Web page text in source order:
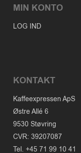
MIN KONTO
LOG IND
KONTAKT
Kaffeexpressen ApS
Østre Allé 6
9530 Støvring
CVR: 39207087
Tel. +45 71 99 10 41